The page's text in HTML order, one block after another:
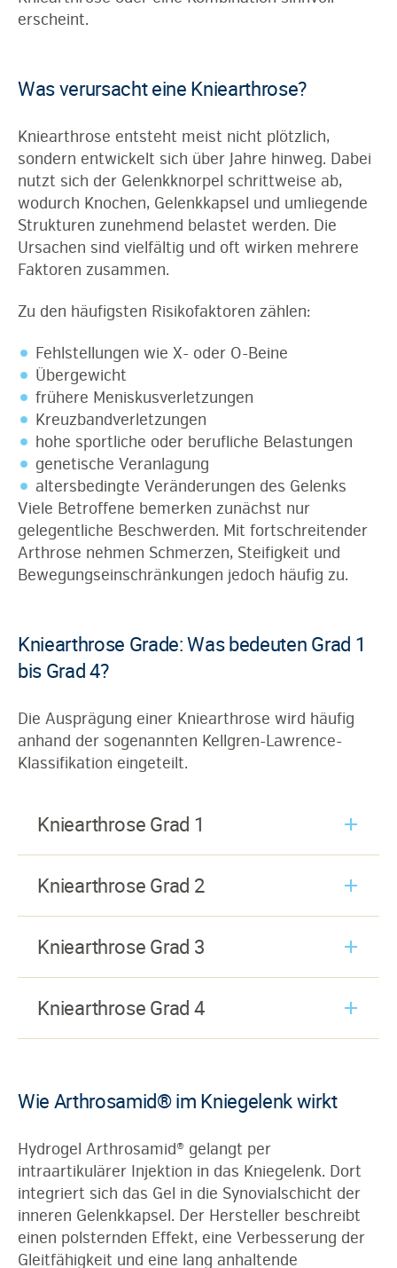
erscheint.
Was verursacht eine Kniearthrose?
Kniearthrose entsteht meist nicht plötzlich,
sondern entwickelt sich über Jahre hinweg. Dabei
nutzt sich der Gelenkknorpel schrittweise ab,
wodurch Knochen, Gelenkkapsel und umliegende
Strukturen zunehmend belastet werden. Die
Ursachen sind vielfältig und oft wirken mehrere
Faktoren zusammen.
Zu den häufigsten Risikofaktoren zählen:
Fehlstellungen wie X- oder O-Beine
Übergewicht
frühere Meniskusverletzungen
Kreuzbandverletzungen
hohe sportliche oder berufliche Belastungen
genetische Veranlagung
altersbedingte Veränderungen des Gelenks
Viele Betroffene bemerken zunächst nur
gelegentliche Beschwerden. Mit fortschreitender
Arthrose nehmen Schmerzen, Steifigkeit und
Bewegungseinschränkungen jedoch häufig zu.
Kniearthrose Grade: Was bedeuten Grad 1
bis Grad 4?
Die Ausprägung einer Kniearthrose wird häufig
anhand der sogenannten Kellgren-Lawrence-
Klassifikation eingeteilt.
Kniearthrose Grad 1
Kniearthrose Grad 2
Kniearthrose Grad 3
Kniearthrose Grad 4
Wie Arthrosamid® im Kniegelenk wirkt
Hydrogel Arthrosamid® gelangt per
intraartikulärer Injektion in das Kniegelenk. Dort
integriert sich das Gel in die Synovialschicht der
inneren Gelenkkapsel. Der Hersteller beschreibt
einen polsternden Effekt, eine Verbesserung der
Gleitfähigkeit und eine lang anhaltende